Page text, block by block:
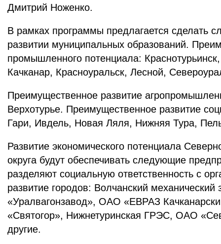
Дмитрий Ноженко.
В рамках программы предлагается сделать
развитии муниципальных образований.
промышленного потенциала:
Качканар, Красноуральск, Лесной,
Преимущественное развитие
Верхотурье. Преимущественное развитие
Гари, Ивдель, Новая Ляля, Нижняя Тура,
Развитие экономического потенциала
округа будут обеспечивать следующие
разделяют социальную ответственность с
развитие городов: Волчанский
«Уралвагонзавод», ОАО «ЕВРАЗ
«Святогор», Нижнетуринская ГРЭС, ОАО
другие.